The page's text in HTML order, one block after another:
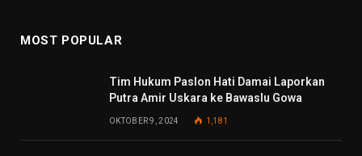
MOST POPULAR
Tim Hukum Paslon Hati Damai Laporkan
Putra Amir Uskara ke Bawaslu Gowa
OKTOBER 9, 2024 1,181